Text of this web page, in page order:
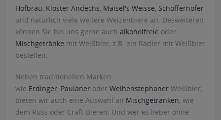
Hofbräu, Kloster Andechs, Maisel's Weisse, Schöfferhofer
und natürlich viele weitere Weizenbiere an. Desweiteren
können Sie bei uns gerne auch alkoholfreie oder
Mischgetränke mit Weißbier, z.B. ein Radler mit Weißbier
bestellen.
Neben traditionellen Marken
wie Erdinger, Paulaner oder Weihenstephaner Weißbier,
bieten wir auch eine Auswahl an Mischgetränken, wie
dem Russ oder Craft-Bieren. Und wer es lieber ohne